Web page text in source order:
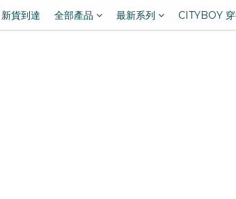
新貨到達 全部產品 最新系列 CITYBOY